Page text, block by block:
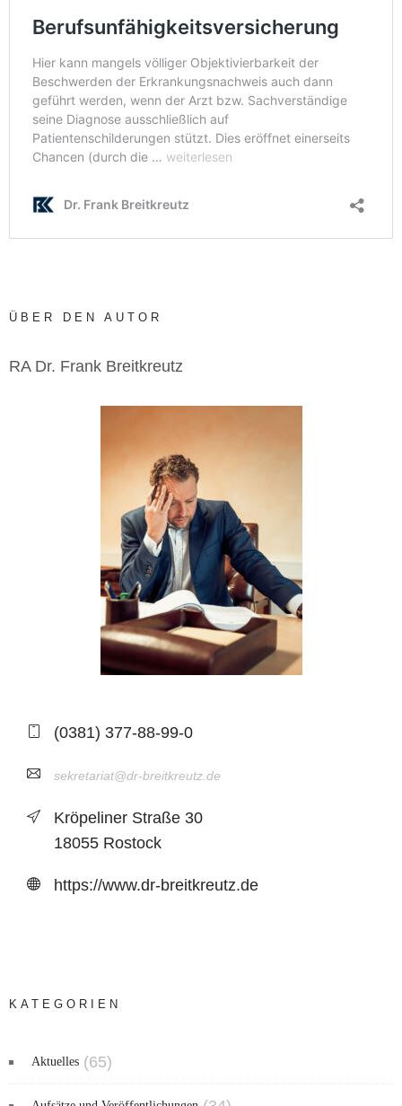
ÜBER DEN AUTOR
RA Dr. Frank Breitkreutz
(0381) 377-88-99-0
sekretariat@dr-breitkreutz.de
Kröpeliner Straße 30
18055 Rostock
https://www.dr-breitkreutz.de
KATEGORIEN
Aktuelles (65)